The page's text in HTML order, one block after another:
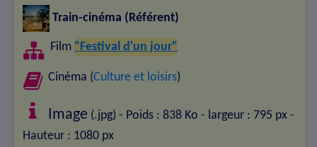
Train-cinéma (Référent)
Film "Festival d'un jour"
Cinéma (Culture et loisirs)
Image (.jpg) - Poids : 838 Ko - largeur : 795 px -
Hauteur : 1080 px